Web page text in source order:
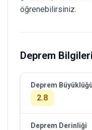
öğrenebilirsiniz.
Deprem Bilgileri
Deprem Büyüklüğü
2.8
Deprem Derinliği